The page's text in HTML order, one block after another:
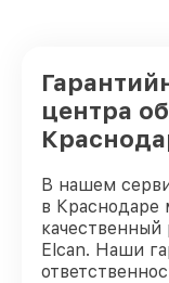
центра
В нашем
в Краснодаре
Elcan. Наши